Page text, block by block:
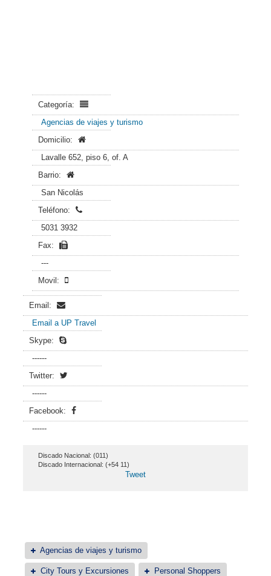
Categoría:
Agencias de viajes y turismo
Domicilio:
Lavalle 652, piso 6, of. A
Barrio:
San Nicolás
Teléfono:
5031 3932
Fax:
---
Movil:
Email:
Email a UP Travel
Skype:
------
Twitter:
------
Facebook:
------
Discado Nacional: (011)
Discado Internacional: (+54 11)
Tweet
Agencias de viajes y turismo
City Tours y Excursiones Personal Shoppers